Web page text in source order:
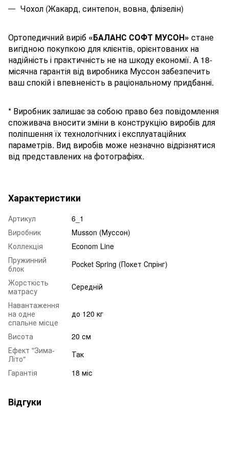
Чохол (Жакард, синтепон, вовна, флізелін)
Ортопедичний виріб «БАЛАНС СОФТ МУСОН» стане
вигідною покупкою для клієнтів, орієнтованих на
надійність і практичність не на шкоду економії. А 18-
місячна гарантія від виробника Муссон забезпечить
ваш спокій і впевненість в раціональному придбанні.
* Виробник залишає за собою право без повідомлення
споживача вносити зміни в конструкцію виробів для
поліпшення їх технологічних і експлуатаційних
параметрів. Вид виробів може незначно відрізнятися
від представлених на фотографіях.
Характеристики
Артикул
6_1
Виробник
Musson (Муссон)
Коллекція
Econom Line
Пружинний
блок
Pocket Spring (Покет Спрінг)
Жорсткість
матрасу
Середній
Навантаження
на одне
спальне місце
до 120 кг
Висота
20 см
Ефект "Зима-
Літо"
Так
Гарантія
18 міс
Відгуки